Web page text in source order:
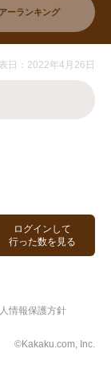
ーランキング
ログインして
行った数を見る
日：2022年4月26日
情報保護方針
©Kakaku.com, Inc.